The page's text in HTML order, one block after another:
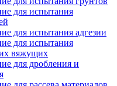
для испытания
для испытания адгезии
для испытания
вяжущих
для дробления и